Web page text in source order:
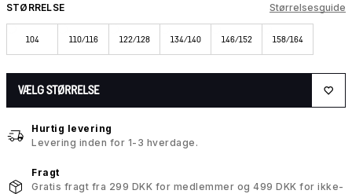
STØRRELSE Størrelsesguide
104 110/116 122/128 134/140 146/152 158/164
VÆLG STØRRELSE
Hurtig levering
Levering inden for 1-3 hverdage.
Fragt
Gratis fragt fra 299 DKK for medlemmer og 499 DKK for ikke-